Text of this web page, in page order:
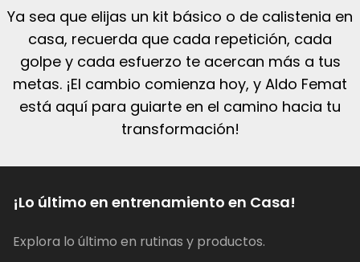
hogar.
coordinación, mientras disfrutas de
rutinas variadas que se adaptan a tus
objetivos. Con los kits, puedes trabajar
desde ejercicios cardiovasculares hasta
técnicas de boxeo y fuerza funcional.
Ya sea que elijas un kit básico o de calistenia en
casa, recuerda que cada repetición, cada
golpe y cada esfuerzo te acercan más a tus
metas. ¡El cambio comienza hoy, y Aldo Femat
está aquí para guiarte en el camino hacia tu
transformación!
¡Lo último en entrenamiento en Casa!
Explora lo último en rutinas y productos.